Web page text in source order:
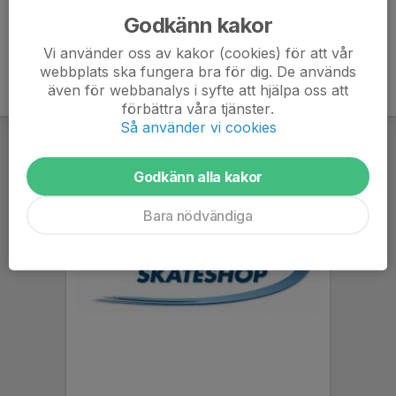
Godkänn kakor
Vi använder oss av kakor (cookies) för att vår
webbplats ska fungera bra för dig. De används
även för webbanalys i syfte att hjälpa oss att
förbättra våra tjänster.
Så använder vi cookies
Godkänn alla kakor
Bara nödvändiga